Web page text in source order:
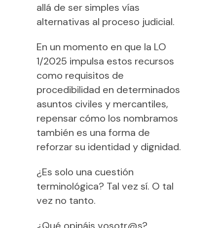
allá de ser simples vías
alternativas al proceso judicial.
En un momento en que la LO
1/2025 impulsa estos recursos
como requisitos de
procedibilidad en determinados
asuntos civiles y mercantiles,
repensar cómo los nombramos
también es una forma de
reforzar su identidad y dignidad.
¿Es solo una cuestión
terminológica? Tal vez sí. O tal
vez no tanto.
¿Qué opináis vosotr@s?